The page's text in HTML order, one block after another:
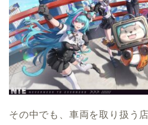
その中でも、車両を取り扱う